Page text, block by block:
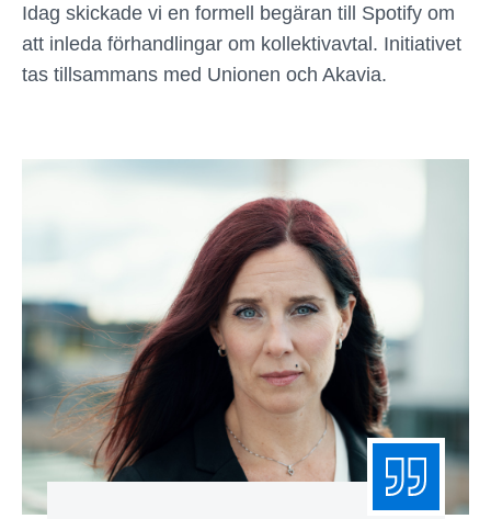
Idag skickade vi en formell begäran till Spotify om
att inleda förhandlingar om kollektivavtal. Initiativet
tas tillsammans med Unionen och Akavia.